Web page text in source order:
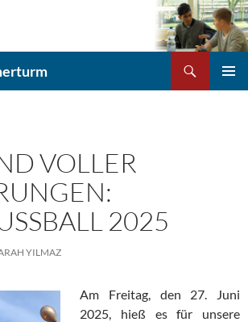
VOLLER
2025
YILMAZ
Am Freitag, den 27. Juni
2025, hieß es für unsere